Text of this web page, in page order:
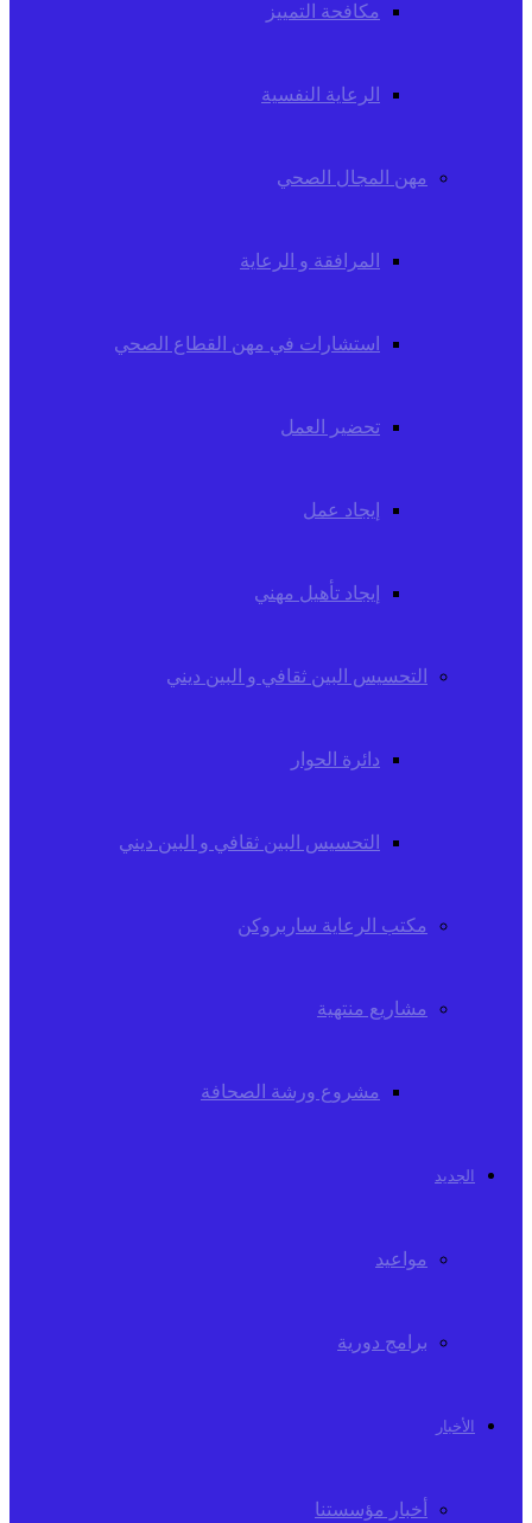
مكافحة التمييز
الرعاية النفسية
مهن المجال الصحي
المرافقة و الرعاية
استشارات في مهن القطاع الصحي
تحضير العمل
إيجاد عمل
إيجاد تأهيل مهني
التحسيس البين ثقافي و البين ديني
دائرة الحوار
التحسيس البين ثقافي و البين ديني
مكتب الرعاية ساربروكن
مشاريع منتهية
مشروع ورشة الصحافة
الجديد
مواعيد
برامج دورية
الأخبار
أخبار مؤسستنا